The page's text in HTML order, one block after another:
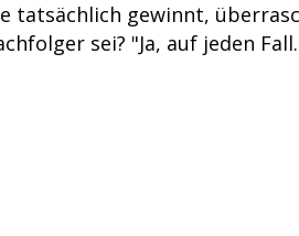
tatsächlich gewinnt,
sei? "Ja, auf jeden